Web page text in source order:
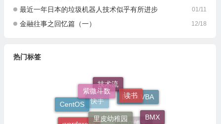
01/11
最近一年日本的垃圾机器人技术似乎有所进步
12/18
金融往事之回忆篇（一）
热门标签
快手
技术流
Excel VBA
CentOS
紫微斗数
读书
BMX
wordpress
里皮幼稚园